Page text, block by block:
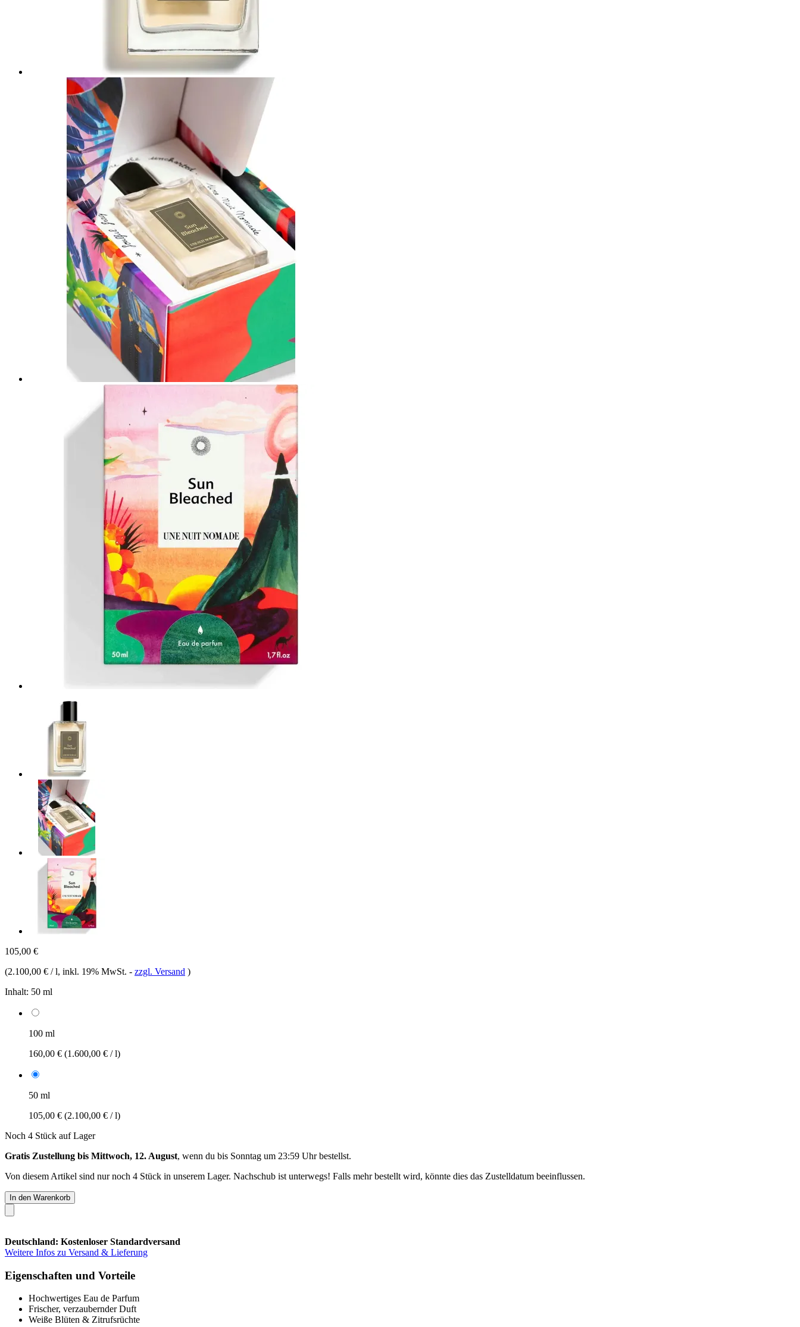
105,00 €
(2.100,00 € / l, inkl. 19% MwSt. - zzgl. Versand )
Inhalt: 50 ml
100 ml
160,00 € (1.600,00 € / l)
50 ml
105,00 € (2.100,00 € / l)
Noch 4 Stück auf Lager
Gratis Zustellung bis Mittwoch, 12. August, wenn du bis Sonntag um 23:59 Uhrbestellst.
Von diesem Artikel sind nur noch 4 Stück in unserem Lager. Nachschub ist unterwegs! Falls mehr bestellt wird, könnte dies das Zustelldatum beeinflussen.
In den Warenkorb
Deutschland: Kostenloser Standardversand
Weitere Infos zu Versand & Lieferung
Eigenschaften und Vorteile
Hochwertiges Eau de Parfum
Frischer, verzaubernder Duft
Weiße Blüten & Zitrufsrüchte